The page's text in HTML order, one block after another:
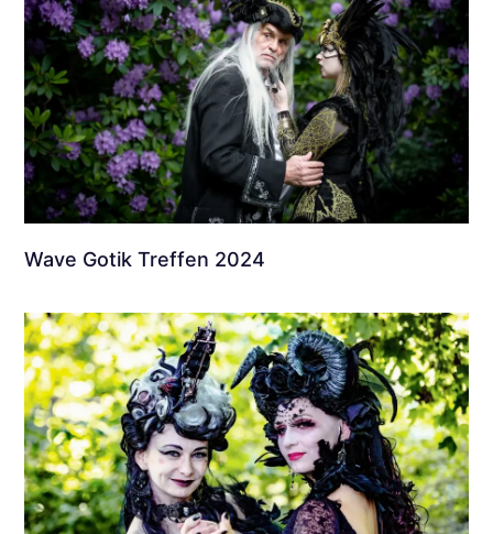
Wave Gotik Treffen 2024